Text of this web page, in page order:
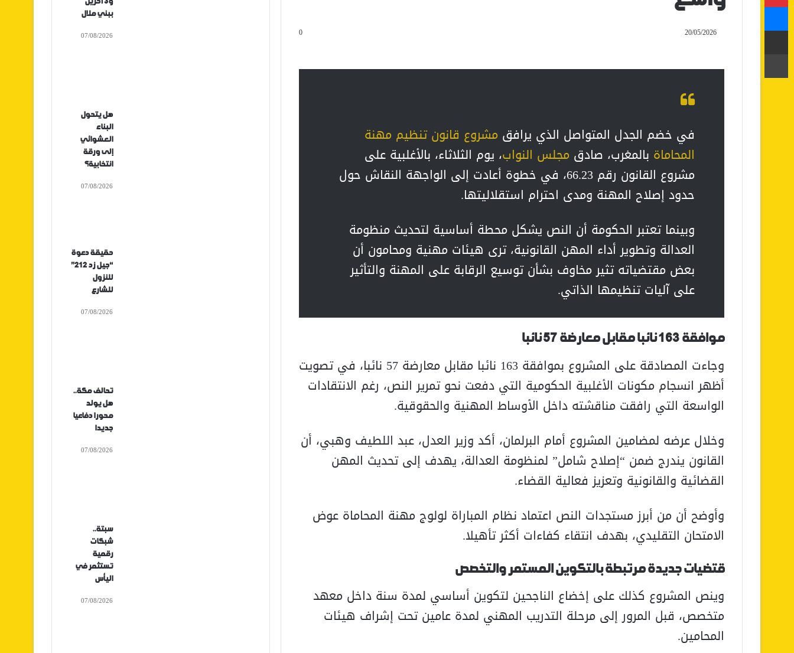
20/05/2026
0
في خضم الجدل المتواصل الذي يرافق مشروع قانون تنظيم مهنة
المحاماة بالمغرب، صادق مجلس النواب، يوم الثلاثاء، بالأغلبية على
مشروع القانون رقم 66.23، في خطوة أعادت إلى الواجهة النقاش حول
حدود إصلاح المهنة ومدى احترام استقلاليتها.
وبينما تعتبر الحكومة أن النص يشكل محطة أساسية لتحديث منظومة
العدالة وتطوير أداء المهن القانونية، ترى هيئات مهنية ومحامون أن
بعض مقتضياته تثير مخاوف بشأن توسيع الرقابة على المهنة والتأثير
على آليات تنظيمها الذاتي.
موافقة 163 نائبا مقابل معارضة 57 نائبا
وجاءت المصادقة على المشروع بموافقة 163 نائبا مقابل معارضة 57 نائبا، في تصويت
أظهر انسجام مكونات الأغلبية الحكومية التي دفعت نحو تمرير النص، رغم الانتقادات
الواسعة التي رافقت مناقشته داخل الأوساط المهنية والحقوقية.
وخلال عرضه لمضامين المشروع أمام البرلمان، أكد وزير العدل، عبد اللطيف وهبي، أن
القانون يندرج ضمن “إصلاح شامل” لمنظومة العدالة، يهدف إلى تحديث المهن
القضائية والقانونية وتعزيز فعالية القضاء.
وأوضح أن من أبرز مستجدات النص اعتماد نظام المباراة لولوج مهنة المحاماة عوض
الامتحان التقليدي، بهدف انتقاء كفاءات أكثر تأهيلا.
قتضيات جديدة مرتبطة بالتكوين المستمر والتخصص
وينص المشروع كذلك على إخضاع الناجحين لتكوين أساسي لمدة سنة داخل معهد
متخصص، قبل المرور إلى مرحلة التدريب المهني لمدة عامين تحت إشراف هيئات
المحامين.
ببني ملال
07/08/2026
هل يتحول
البناء
العشوائي
إلى ورقة
انتخابية؟
07/08/2026
حقيقة دعوة
“جيل زد 212”
للنزول
للشارع
07/08/2026
تحالف مكة..
هل يولد
محورا دفاعيا
جديدا
07/08/2026
سبتة..
شبكات
رقمية
تستثمر في
اليأس
07/08/2026